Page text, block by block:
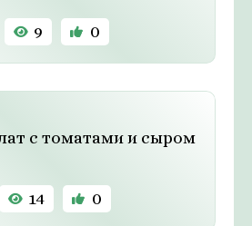
9 0
с томатами и сыром
14 0